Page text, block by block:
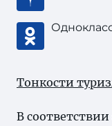
Тонкости
В